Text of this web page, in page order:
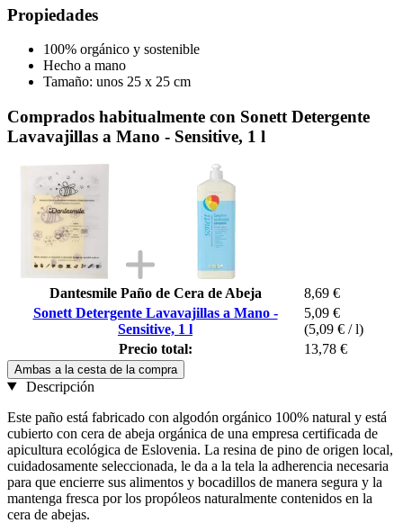
Propiedades
100% orgánico y sostenible
Hecho a mano
Tamaño: unos 25 x 25 cm
Comprados habitualmente con Sonett Detergente
Lavavajillas a Mano - Sensitive, 1 l
Dantesmile Paño de Cera de Abeja
8,69 €
Sonett Detergente Lavavajillas a Mano -
Sensitive, 1 l
5,09 €
(5,09 € / l)
Precio total:
13,78 €
Ambas a la cesta de la compra
Descripción
Este paño está fabricado con algodón orgánico 100% natural y está
cubierto con cera de abeja orgánica de una empresa certificada de
apicultura ecológica de Eslovenia. La resina de pino de origen local,
cuidadosamente seleccionada, le da a la tela la adherencia necesaria
para que encierre sus alimentos y bocadillos de manera segura y la
mantenga fresca por los propóleos naturalmente contenidos en la
cera de abejas.